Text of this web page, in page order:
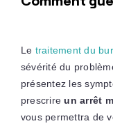
Le traitement du
sévérité du
présentez les
prescrireun arrêt
vous permettra de